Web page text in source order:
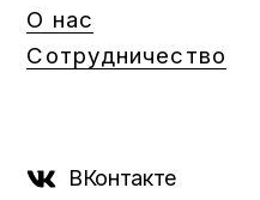
О нас
Сотрудничество
ВКонтакте